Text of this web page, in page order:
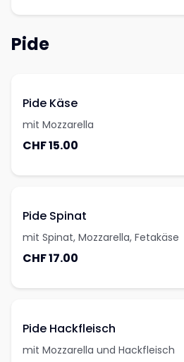
Pide
Pide Käse
mit Mozzarella
CHF 15.00
Pide Spinat
mit Spinat, Mozzarella, Fetakäse
CHF 17.00
Pide Hackfleisch
mit Mozzarella und Hackfleisch